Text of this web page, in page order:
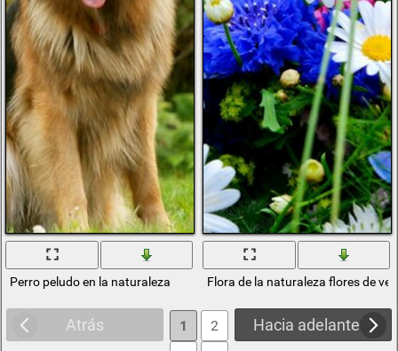
Perro peludo en la naturaleza Flora de la naturaleza flores de
Atrás Hacia adelante
1
2